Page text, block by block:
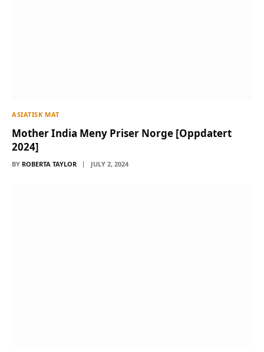
ASIATISK MAT
Mother India Meny Priser Norge [Oppdatert
2024]
BY ROBERTA TAYLOR JULY 2, 2024